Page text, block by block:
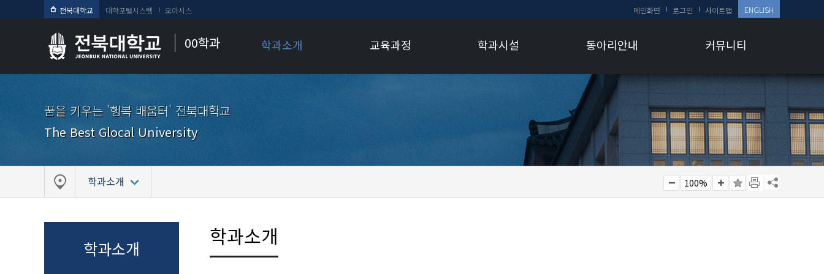
전북대학교 대학포털시스템 오아시스
00학과
메인화면 로그인 사이트맵 ENGLISH
학과소개 교육과정 학과시설 동아리안내 커뮤니티
꿈을 키우는 '행복 배움터' 전북대학교
The Best Glocal University
학과소개 100%
학과소개 학과소개